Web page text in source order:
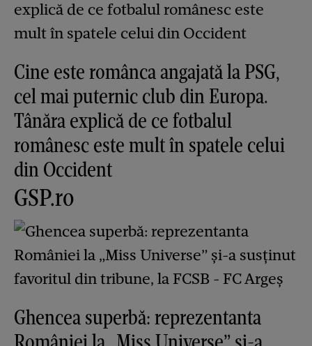
Cine este românca angajată la PSG,
cel mai puternic club din Europa.
Tânăra explică de ce fotbalul
românesc este mult în spatele celui
din Occident
GSP.ro
Ghencea superbă: reprezentanta